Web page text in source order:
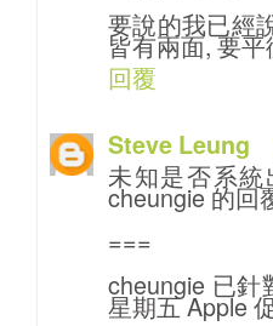
要說的我已經
皆有兩面, 要
回覆
Steve Leung
未知是否系
cheungie 的回
===
cheungie 已針
星期五 Apple